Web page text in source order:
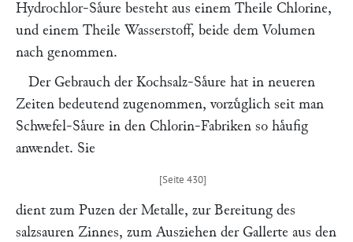
Hydrochlor-Saͤure besteht aus einem Theile Chlorine,
und einem Theile Wasserstoff, beide dem Volumen
nach genommen.
Der Gebrauch der Kochsalz-Saͤure hat in neueren
Zeiten bedeutend zugenommen, vorzuͤglich seit man
Schwefel-Saͤure in den Chlorin-Fabriken so haͤufig
anwendet. Sie
dient zum Puzen der Metalle, zur Bereitung des
salzsauren Zinnes, zum Ausziehen der Gallerte aus den